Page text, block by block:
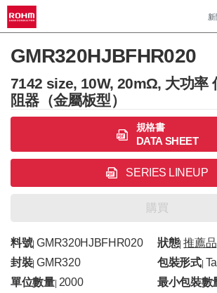
新
GMR320HJBFHR020
7142 size, 10W, 20mΩ, 大功率
阻器（金屬板型）
規格書
DATA SHEET
SERIES LINEUP
購買
料號|GMR320HJBFHR020 狀態|推薦品
封裝|GMR320 包裝形式|
單位數量| 2000 最小包裝數